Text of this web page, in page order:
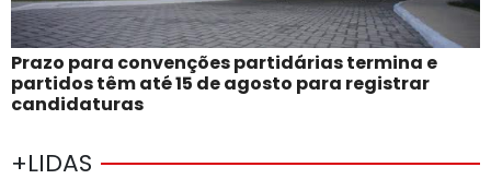
Prazo para convenções partidárias termina e
partidos têm até 15 de agosto para registrar
candidaturas
+LIDAS